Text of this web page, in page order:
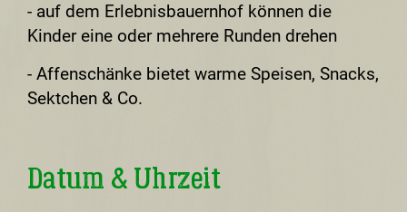
- auf dem Erlebnisbauernhof können die
Kinder eine oder mehrere Runden drehen
- Affenschänke bietet warme Speisen, Snacks,
Sektchen & Co.
Datum & Uhrzeit